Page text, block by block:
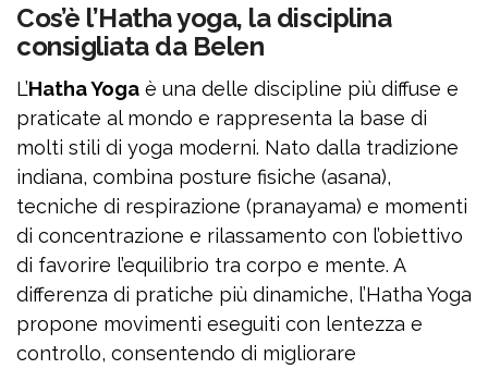
Cos’è l’Hatha yoga, la disciplina
consigliata da Belen
L’Hatha Yoga è una delle discipline più diffuse e
praticate al mondo e rappresenta la base di
molti stili di yoga moderni. Nato dalla tradizione
indiana, combina posture fisiche (asana),
tecniche di respirazione (pranayama) e momenti
di concentrazione e rilassamento con l’obiettivo
di favorire l’equilibrio tra corpo e mente. A
differenza di pratiche più dinamiche, l’Hatha Yoga
propone movimenti eseguiti con lentezza e
controllo, consentendo di migliorare